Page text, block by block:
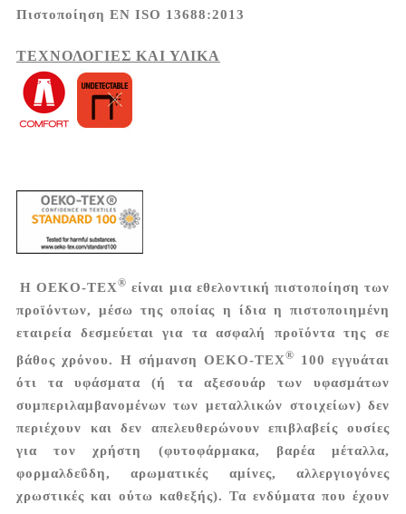
Πιστοποίηση EN ISO 13688:2013
ΤΕΧΝΟΛΟΓΙΕΣ ΚΑΙ ΥΛΙΚΑ
Η OEKO-TEX® είναι μια εθελοντική πιστοποίηση των
προϊόντων, μέσω της οποίας η ίδια η πιστοποιημένη
εταιρεία δεσμεύεται για τα ασφαλή προϊόντα της σε
βάθος χρόνου. Η σήμανση OEKO-TEX® 100 εγγυάται
ότι τα υφάσματα (ή τα αξεσουάρ των υφασμάτων
συμπεριλαμβανομένων των μεταλλικών στοιχείων) δεν
περιέχουν και δεν απελευθερώνουν επιβλαβείς ουσίες
για τον χρήστη (φυτοφάρμακα, βαρέα μέταλλα,
φορμαλδεΰδη, αρωματικές αμίνες, αλλεργιογόνες
χρωστικές και ούτω καθεξής). Τα ενδύματα που έχουν